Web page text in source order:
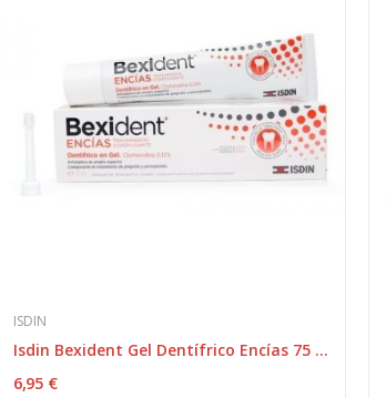
ISDIN
Isdin Bexident Gel Dentífrico Encías 75 ml
6,95 €